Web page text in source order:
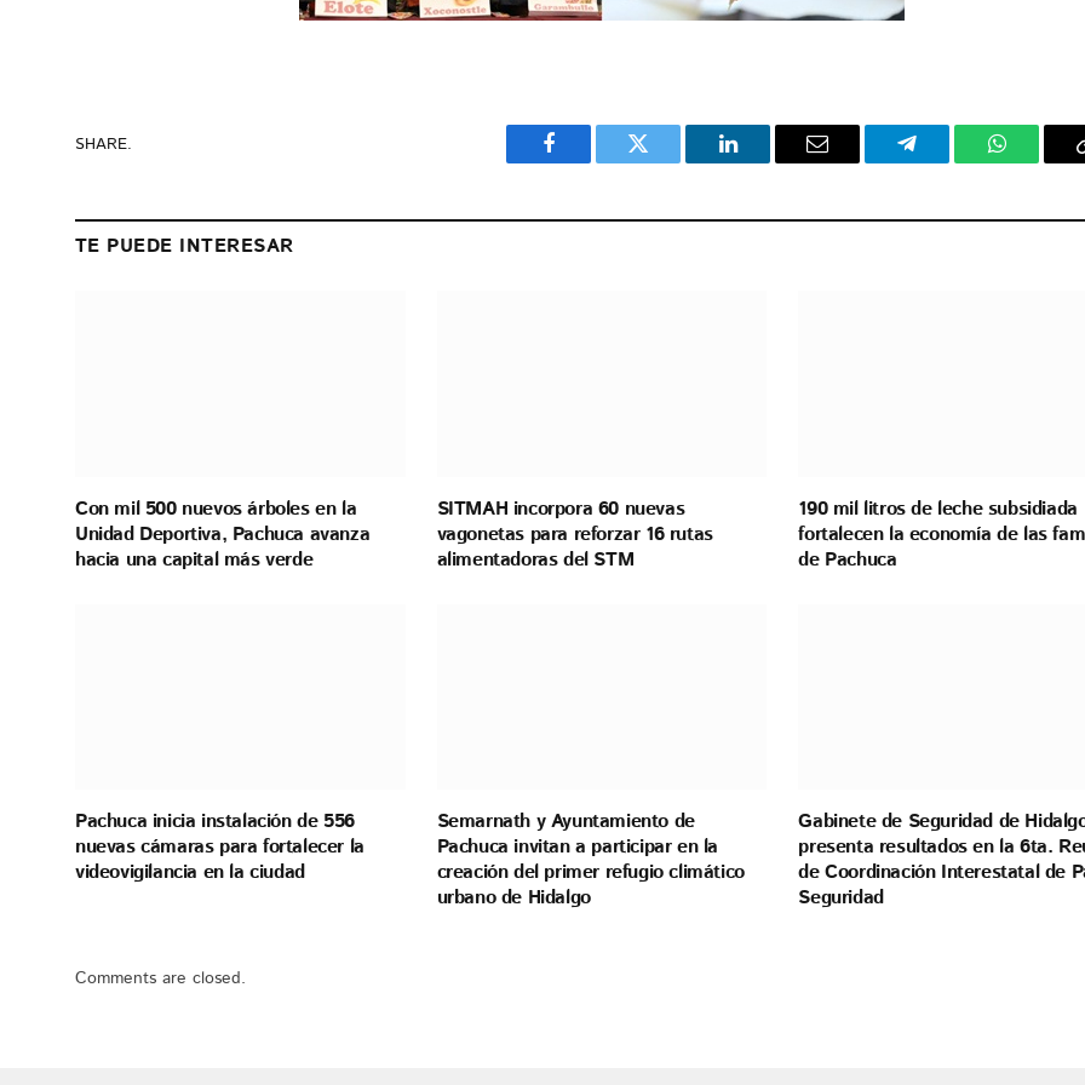
SHARE.
Facebook Twitter LinkedIn Email Telegram
TE PUEDE INTERESAR
Con mil 500 nuevos árboles en la
Unidad Deportiva, Pachuca avanza
hacia una capital más verde
SITMAH incorpora 60 nuevas
vagonetas para reforzar 16 rutas
alimentadoras del STM
190 mil litros de leche subsidiada
fortalecen la economía de las
de Pachuca
Pachuca inicia instalación de 556
nuevas cámaras para fortalecer la
videovigilancia en la ciudad
Semarnath y Ayuntamiento de
Pachuca invitan a participar en la
creación del primer refugio climático
urbano de Hidalgo
Gabinete de Seguridad de
presenta resultados en la 6ta.
de Coordinación Interestatal de
Seguridad
Comments are closed.